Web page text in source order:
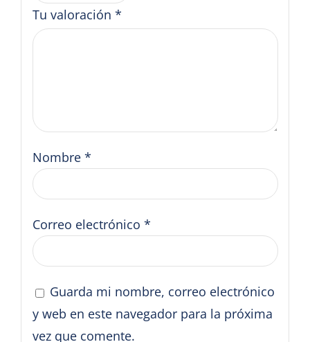
Tu valoración *
Nombre *
Correo electrónico *
Guarda mi nombre, correo electrónico
y web en este navegador para la próxima
vez que comente.